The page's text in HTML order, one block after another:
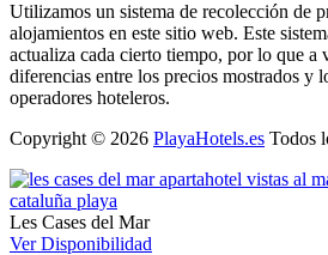
Utilizamos un sistema de recolección de
alojamientos en este sitio web. Este
actualiza cada cierto tiempo, por lo que a
diferencias entre los precios mostrados y
operadores hoteleros.
Copyright © 2026 PlayaHotels.es Todos
Les Cases del Mar
Ver Disponibilidad